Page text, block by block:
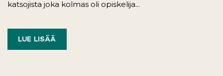
katsojista joka kolmas oli opiskelija...
LUE LISÄÄ